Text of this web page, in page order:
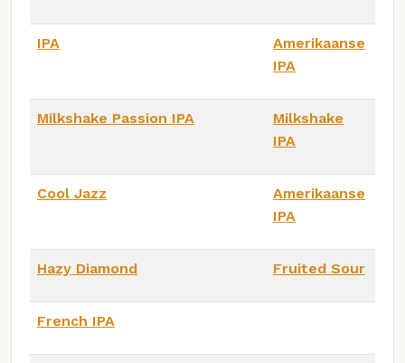
IPA
Amerikaanse
IPA
Milkshake Passion IPA
Milkshake
IPA
Cool Jazz
Amerikaanse
IPA
Hazy Diamond Fruited Sour
French IPA